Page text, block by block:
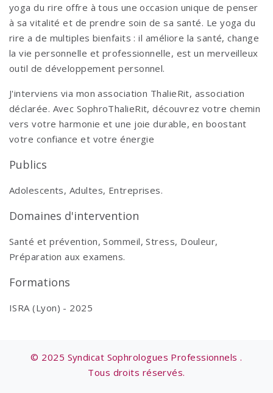
yoga du rire offre à tous une occasion unique de penser
à sa vitalité et de prendre soin de sa santé. Le yoga du
rire a de multiples bienfaits : il améliore la santé, change
la vie personnelle et professionnelle, est un merveilleux
outil de développement personnel.
J'interviens via mon association ThalieRit, association
déclarée. Avec SophroThalieRit, découvrez votre chemin
vers votre harmonie et une joie durable, en boostant
votre confiance et votre énergie
Publics
Adolescents, Adultes, Entreprises.
Domaines d'intervention
Santé et prévention, Sommeil, Stress, Douleur,
Préparation aux examens.
Formations
ISRA (Lyon) - 2025
© 2025 Syndicat Sophrologues Professionnels .
Tous droits réservés.